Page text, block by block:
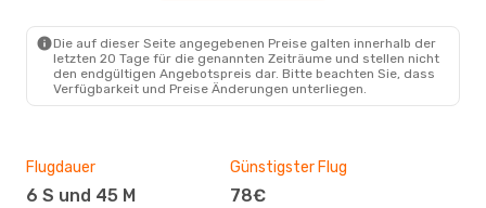
Die auf dieser Seite angegebenen Preise galten innerhalb der
letzten 20 Tage für die genannten Zeiträume und stellen nicht
den endgültigen Angebotspreis dar. Bitte beachten Sie, dass
Verfügbarkeit und Preise Änderungen unterliegen.
Flugdauer
6 S und 45 M
Günstigster Flug
78€